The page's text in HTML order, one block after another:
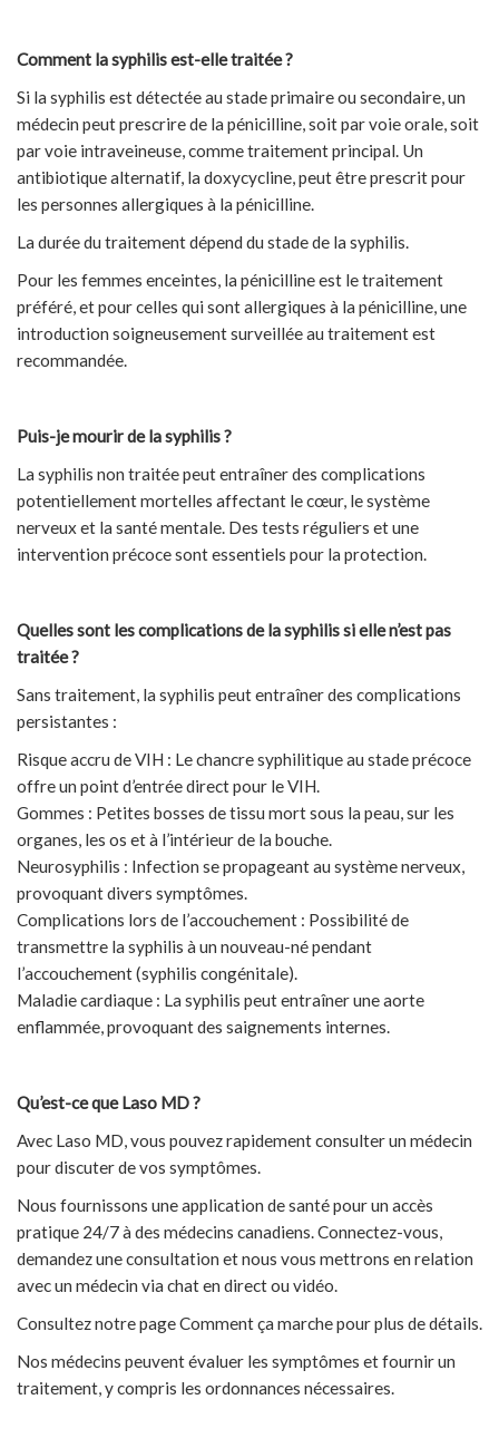
Comment la syphilis est-elle traitée ?
Si la syphilis est détectée au stade primaire ou secondaire, un
médecin peut prescrire de la pénicilline, soit par voie orale, soit
par voie intraveineuse, comme traitement principal. Un
antibiotique alternatif, la doxycycline, peut être prescrit pour
les personnes allergiques à la pénicilline.
La durée du traitement dépend du stade de la syphilis.
Pour les femmes enceintes, la pénicilline est le traitement
préféré, et pour celles qui sont allergiques à la pénicilline, une
introduction soigneusement surveillée au traitement est
recommandée.
Puis-je mourir de la syphilis ?
La syphilis non traitée peut entraîner des complications
potentiellement mortelles affectant le cœur, le système
nerveux et la santé mentale. Des tests réguliers et une
intervention précoce sont essentiels pour la protection.
Quelles sont les complications de la syphilis si elle n’est pas
traitée ?
Sans traitement, la syphilis peut entraîner des complications
persistantes :
Risque accru de VIH : Le chancre syphilitique au stade précoce
offre un point d’entrée direct pour le VIH.
Gommes : Petites bosses de tissu mort sous la peau, sur les
organes, les os et à l’intérieur de la bouche.
Neurosyphilis : Infection se propageant au système nerveux,
provoquant divers symptômes.
Complications lors de l’accouchement : Possibilité de
transmettre la syphilis à un nouveau-né pendant
l’accouchement (syphilis congénitale).
Maladie cardiaque : La syphilis peut entraîner une aorte
enflammée, provoquant des saignements internes.
Qu’est-ce que Laso MD ?
Avec Laso MD, vous pouvez rapidement consulter un médecin
pour discuter de vos symptômes.
Nous fournissons une application de santé pour un accès
pratique 24/7 à des médecins canadiens. Connectez-vous,
demandez une consultation et nous vous mettrons en relation
avec un médecin via chat en direct ou vidéo.
Consultez notre page Comment ça marche pour plus de détails.
Nos médecins peuvent évaluer les symptômes et fournir un
traitement, y compris les ordonnances nécessaires.